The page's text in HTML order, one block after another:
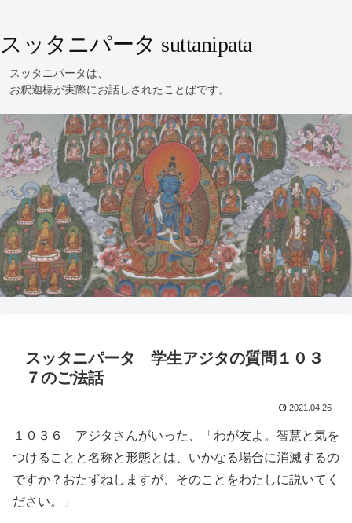
スッタニパータ suttanipata
スッタニパータ 学生アジタの質問１０３
７のご法話
2021.04.26
１０３６ アジタさんがいった、「わが友よ。智慧と気を
つけることと名称と形態とは、いかなる場合に消滅するの
ですか？おたずねしますが、そのことをわたしに説いてく
ださい。」